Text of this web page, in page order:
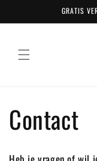
content
GRATIS
Contact